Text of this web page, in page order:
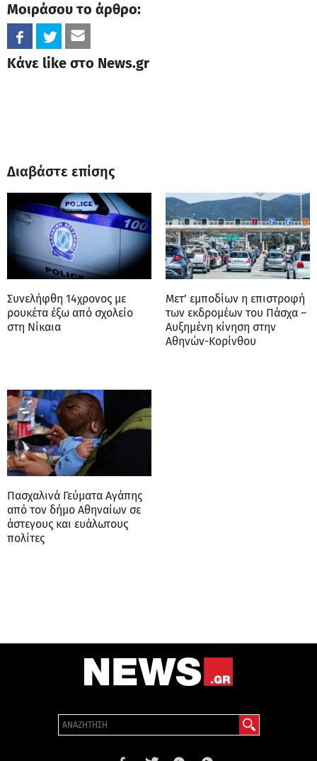
Μοιράσου το άρθρο:
Κάνε like στο News.gr
Διαβάστε επίσης
Συνελήφθη 14χρονος με
ρουκέτα έξω από σχολείο
στη Νίκαια
Μετ’ εμποδίων η επιστροφή
των εκδρομέων του Πάσχα –
Αυξημένη κίνηση στην
Αθηνών-Κορίνθου
Πασχαλινά Γεύματα Αγάπης
από τον δήμο Αθηναίων σε
άστεγους και ευάλωτους
πολίτες